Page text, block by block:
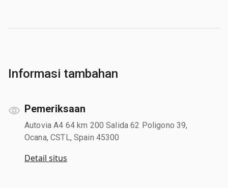
Informasi tambahan
Pemeriksaan
Autovia A4 64 km 200 Salida 62 Poligono 39,
Ocana, CSTL, Spain 45300
Detail situs